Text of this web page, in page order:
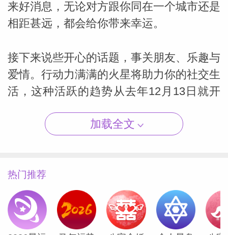
（Susan
来好消息，无论对方跟你同在一个城市还是
相距甚远，都会给你带来幸运。
接下来说些开心的话题，事关朋友、乐趣与
爱情。行动力满满的火星将助力你的社交生
活，这种活跃的趋势从去年12月13日就开
下旬开始，你就一直处于“假期状态”，这种
1月24日之后，火星会进入摩羯座，那是你
星盘中非常安静又独立的部分。届时，“单
打独斗”、坚持己见会是不错的选择。你的
创造力会非常强。如果你正在写书且需要做
加载全文
热门推荐